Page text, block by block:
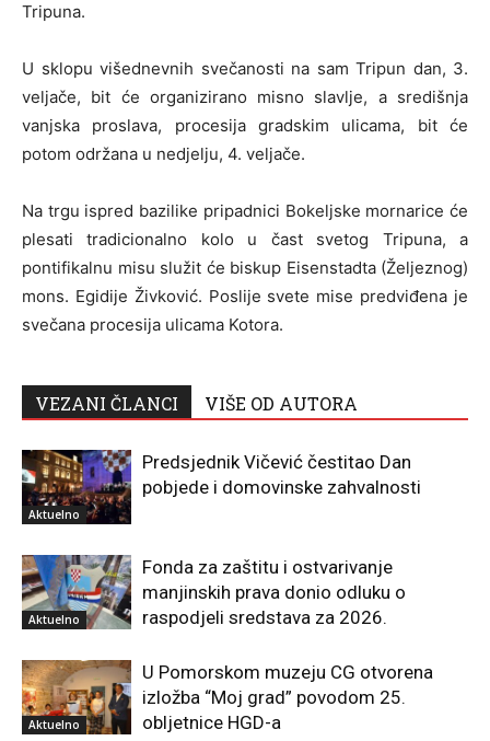
Tripuna.
U sklopu višednevnih svečanosti na sam Tripun dan, 3.
veljače, bit će organizirano misno slavlje, a središnja
vanjska proslava, procesija gradskim ulicama, bit će
potom održana u nedjelju, 4. veljače.
Na trgu ispred bazilike pripadnici Bokeljske mornarice će
plesati tradicionalno kolo u čast svetog Tripuna, a
pontifikalnu misu služit će biskup Eisenstadta (Željeznog)
mons. Egidije Živković. Poslije svete mise predviđena je
svečana procesija ulicama Kotora.
VEZANI ČLANCI VIŠE OD AUTORA
Aktuelno
Predsjednik Vičević čestitao Dan
pobjede i domovinske zahvalnosti
Aktuelno
Fonda za zaštitu i ostvarivanje
manjinskih prava donio odluku o
raspodjeli sredstava za 2026.
Aktuelno
U Pomorskom muzeju CG otvorena
izložba “Moj grad” povodom 25.
obljetnice HGD-a